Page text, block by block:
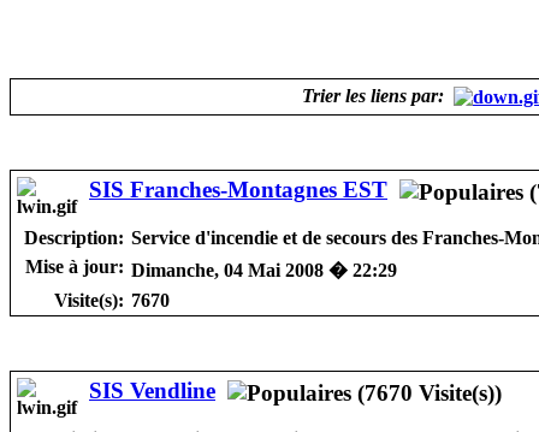
Trier les liens par:
SIS Franches-Montagnes EST
Description: Service d'incendie et de secours des Franches-
Mise à jour: Dimanche, 04 Mai 2008 � 22:29
Visite(s): 7670
SIS Vendline